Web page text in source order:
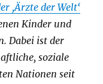
,Ärzte der Welt‘
Kinder und
Dabei ist der
soziale
Nationen seit